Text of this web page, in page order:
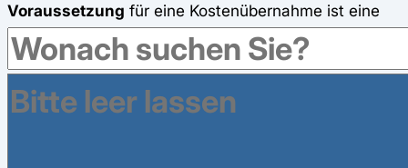
Voraussetzung für eine Kostenübernahme ist eine
ärztliche Verordnung durch einenbehandelnden
Hausarztoder Facharzt.
Das könnte Sie auch interessieren: